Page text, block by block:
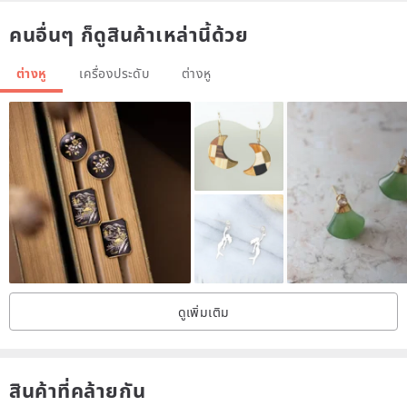
times. Consequently, gifting a diamond carries the meaning of
bestowing an eternal bond. They are considered a symbol of
rings. The colorless transparency of diamonds can also symbolize
purity. Furthermore, in some countries, there is a custom of gifting
diamonds to commemorate the 60th wedding anniversary. This is
known as a "Diamond Wedding," symbolizing a couple with a bond
as strong as the diamond, the hardest known substance in the
world. *As these are natural stones, they may contain internal
inclusions (cracks or inclusions) or have slight variations in shape.
While we select stones carefully, we hope you will appreciate their
natural beauty. We strive to photograph the items to accurately
represent their appearance, but the color of the stones may vary
depending on your smartphone or computer screen. Please
consider this when making your purchase. ■ To Our Valued
Customers Considering a Purchase *All purchases include
complimentary gift wrapping with a backing card and a product
warranty. We also offer gift wrapping for presents. If you would like
paid gift wrapping, please purchase your preferred option along
https://pinkoi.com/product/FJ7DRRzs
คนอื่นๆ ก็ดูสินค้าเหล่านี้ด้วย
ต่างหู เครื่องประดับ ต่างหู
ดูเพิ่มเติม
สินค้าที่คล้ายกัน